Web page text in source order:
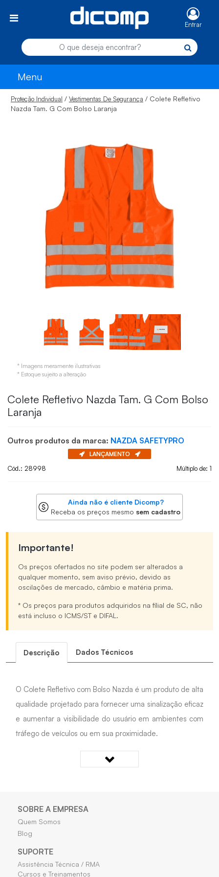
Entrar
Menu
Proteção Individual / Vestimentas De Segurança / Colete Refletivo
Nazda Tam. G Com Bolso Laranja
* Imagens meramente ilustrativas
* Estoque sujeito a alteração
Colete Refletivo Nazda Tam. G Com Bolso
Laranja
Outros produtos da marca: NAZDA SAFETYPRO
LANÇAMENTO
Cód.: 28998 Múltiplo de: 1
Ainda não é cliente Dicomp?
Receba os preços mesmo sem cadastro
Importante!
Os preços ofertados no site podem ser alterados a
qualquer momento, sem aviso prévio, devido as
oscilações de mercado, câmbio e matéria prima.
* Os preços para produtos adquiridos na filial de SC, não
está incluso o ICMS/ST e DIFAL.
Descrição Dados Técnicos
O Colete Refletivo com Bolso Nazda é um produto de alta
qualidade projetado para fornecer uma sinalização eficaz
e aumentar a visibilidade do usuário em ambientes com
tráfego de veículos ou em sua proximidade.
Este colete é confeccionado em tecido fluorescente
paralelas horizontais nas costas e faixas verticais e
horizontais na parte frontal.
Com quatro bolsos funcionais, este colete oferece
espaço de armazenamento conveniente para transportar
SOBRE A EMPRESA
Quem Somos
Blog
SUPORTE
Assistência Técnica / RMA
Cursos e Treinamentos